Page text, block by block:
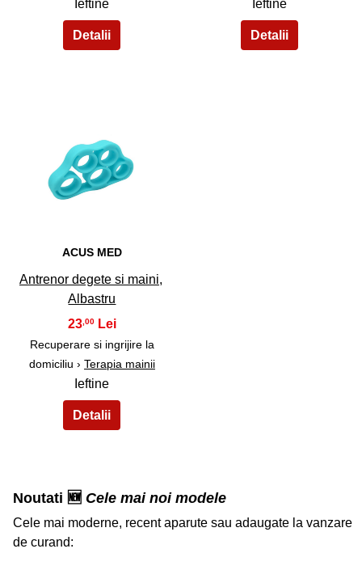
Ieftine Ieftine
33
ACUS MED
Antrenor degete si maini,
Albastru
23,00
Recuperare si ingrijire la
domiciliu › Terapia mainii
Ieftine
Noutati 🆕 Cele mai noi modele
Cele mai moderne, recent aparute sau adaugate la vanzare
de curand: